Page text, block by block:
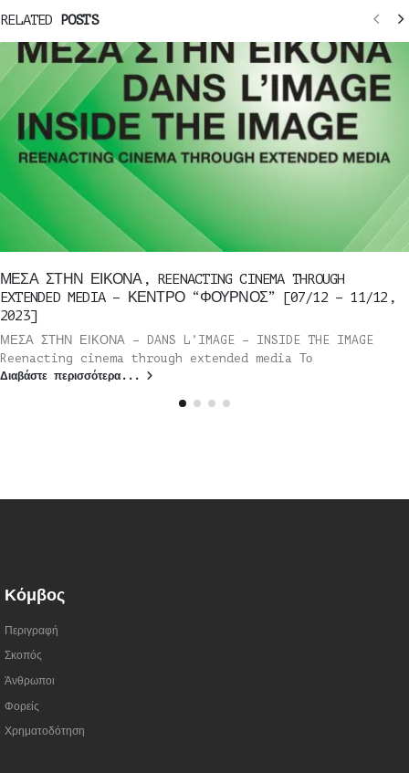
RELATED POSTS
ΜΕΣΑ ΣΤΗΝ ΕΙΚΟΝΑ, REENACTING CINEMA THROUGH
EXTENDED MEDIA – ΚΕΝΤΡΟ “ΦΟΥΡΝΟΣ” [07/12 – 11/12,
2023]
ΜΕΣΑ ΣΤΗΝ ΕΙΚΟΝΑ – DANS L’IMAGE – INSIDE THE IMAGE
Reenacting cinema through extended media Το
Διαβάστε περισσότερα...
Κόμβος
Περιγραφή
Σκοπός
Άνθρωποι
Φορείς
Χρηματοδότηση